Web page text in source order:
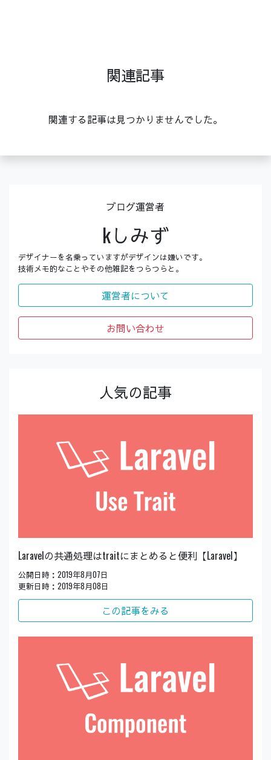
関連記事
関連する記事は見つかりませんでした。
ブログ運営者
kしみず
デザイナーを名乗っていますがデザインは嫌いです。
技術メモ的なことやその他雑記をつらつらと。
運営者について
お問い合わせ
人気の記事
Laravelの共通処理はtraitにまとめると便利【Laravel】
公開日時：2019年8月07日
更新日時：2019年8月08日
この記事をみる